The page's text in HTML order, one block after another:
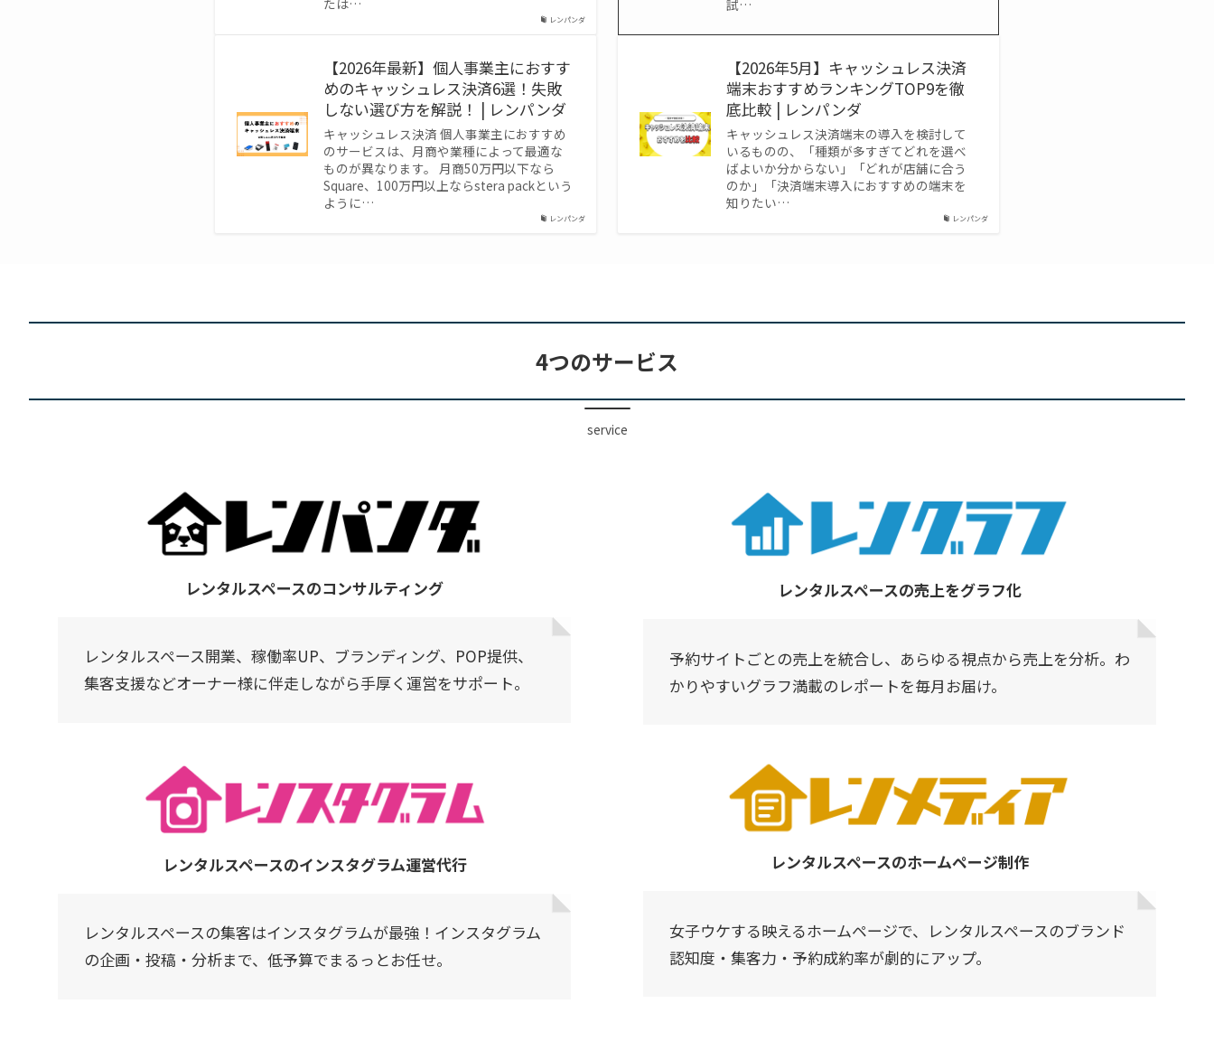
レンパンダ
たは…
試…
レンパンダ
【2026年最新】個人事業主におすす
めのキャッシュレス決済6選！失敗
しない選び方を解説！ | レンパンダ
キャッシュレス決済 個人事業主におすすめ
のサービスは、月商や業種によって最適な
ものが異なります。 月商50万円以下なら
Square、100万円以上ならstera packという
ように…
レンパンダ
【2026年5月】キャッシュレス決済
端末おすすめランキングTOP9を徹
底比較 | レンパンダ
キャッシュレス決済端末の導入を検討して
いるものの、「種類が多すぎてどれを選べ
ばよいか分からない」「どれが店舗に合う
のか」「決済端末導入におすすめの端末を
知りたい…
4つのサービス
service
レンタルスペースのコンサルティング
レンタルスペース開業、稼働率UP、ブランディング、POP提供、
集客支援などオーナー様に伴走しながら手厚く運営をサポート。
レンタルスペースの売上をグラフ化
予約サイトごとの売上を統合し、あらゆる視点から売上を分析。わ
かりやすいグラフ満載のレポートを毎月お届け。
レンタルスペースのインスタグラム運営代行
レンタルスペースの集客はインスタグラムが最強！インスタグラム
の企画・投稿・分析まで、低予算でまるっとお任せ。
レンタルスペースのホームページ制作
女子ウケする映えるホームページで、レンタルスペースのブランド
認知度・集客力・予約成約率が劇的にアップ。